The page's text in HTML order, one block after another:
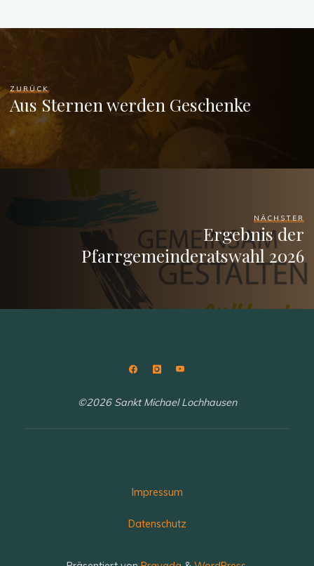
ZURÜCK
Aus Sternen werden Geschenke
NÄCHSTER
Ergebnis der
Pfarrgemeinderatswahl 2026
©2026 Sankt Michael Lochhausen
Impressum
Datenschutz